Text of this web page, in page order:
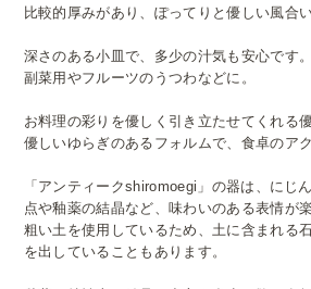
比較的厚みがあり、ぽってりと優しい風合い
深さのある小皿で、多少の汁気も安心です。
副菜用やフルーツのうつわなどに。
お料理の彩りを優しく引き立たせてくれる
優しいゆらぎのあるフォルムで、食卓のア
「アンティークshiromoegi」の器は、にじ
点や釉薬の結晶など、味わいのある表情が
粗い土を使用しているため、土に含まれる
を出していることもあります。